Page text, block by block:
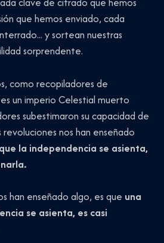
que hemos enviado, cada
y sortean nuestras
sorprendente.
como recopiladores de
un imperio Celestial muerto
subestimaron su capacidad de
revoluciones nos han enseñado
la independencia se asienta,
han enseñado algo, es que una
se asienta, es casi